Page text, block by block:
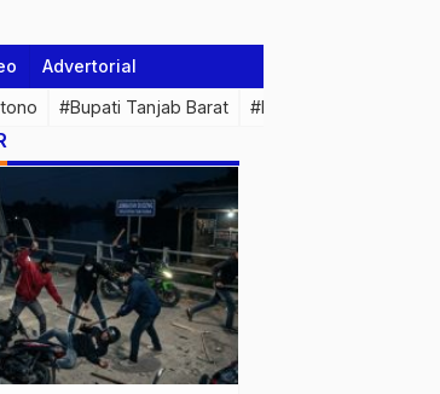
Advertorial
#Bupati Tanjab Barat #Pemprov Jambi